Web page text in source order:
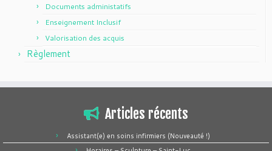
Documents administatifs
Enseignement Inclusif
Valorisation des acquis
Règlement
Articles récents
Assistant(e) en soins infirmiers (Nouveauté !)